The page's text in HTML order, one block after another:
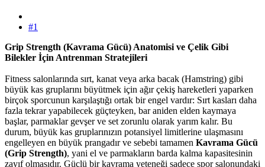
#1
Grip Strength (Kavrama Gücü) Anatomisi ve Çelik Gibi
Bilekler İçin Antrenman Stratejileri
Fitness salonlarında sırt, kanat veya arka bacak (Hamstring) gibi
büyük kas gruplarını büyütmek için ağır çekiş hareketleri yaparken
birçok sporcunun karşılaştığı ortak bir engel vardır: Sırt kasları daha
fazla tekrar yapabilecek güçteyken, bar aniden elden kaymaya
başlar, parmaklar gevşer ve set zorunlu olarak yarım kalır. Bu
durum, büyük kas gruplarınızın potansiyel limitlerine ulaşmasını
engelleyen en büyük prangadır ve sebebi tamamen Kavrama Gücü
(Grip Strength), yani el ve parmakların barda kalma kapasitesinin
zayıf olmasıdır. Güçlü bir kavrama yeteneği sadece spor salonundaki